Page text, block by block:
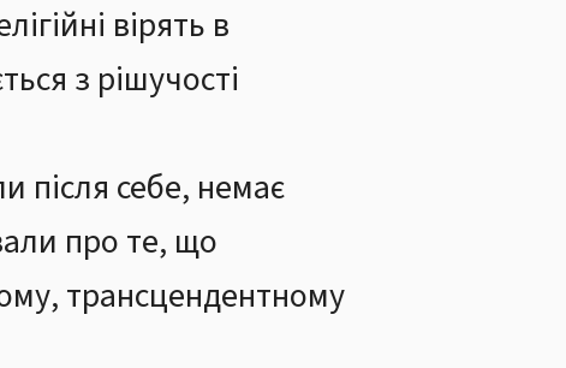
вірять в
з рішучості
після себе, немає
про те, що
трансцендентному